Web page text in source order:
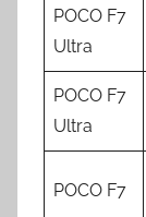
POCO F7
Ultra
POCO F7
Ultra
POCO F7